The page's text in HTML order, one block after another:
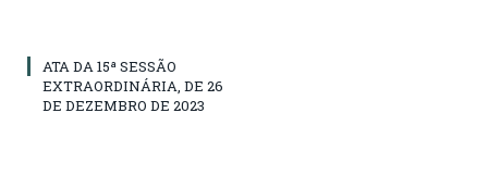
ATA DA 15ª SESSÃO
EXTRAORDINÁRIA, DE 26
DE DEZEMBRO DE 2023